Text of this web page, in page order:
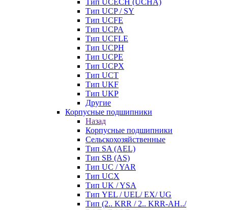
Тип UCECH (UCHA)
Тип UCP / SY
Тип UCFE
Тип UCPA
Тип UCFLE
Тип UCPH
Тип UCPE
Тип UCPX
Тип UCT
Тип UKF
Тип UKP
Другие
Корпусные подшипники
Назад
Корпусные подшипники
Сельскохозяйственные
Тип SA (AEL)
Тип SB (AS)
Тип UC / YAR
Тип UCX
Тип UK / YSA
Тип YEL / UEL/ EX/ UG
Тип (2.. KRR / 2.. KRR-AH../